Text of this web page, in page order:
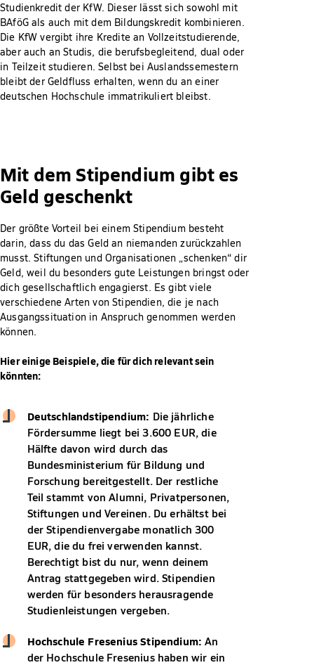
Studienkredit der KfW. Dieser lässt sich sowohl mit
BAföG als auch mit dem Bildungskredit kombinieren.
Die KfW vergibt ihre Kredite an Vollzeitstudierende,
aber auch an Studis, die berufsbegleitend, dual oder
in Teilzeit studieren. Selbst bei Auslandssemestern
bleibt der Geldfluss erhalten, wenn du an einer
deutschen Hochschule immatrikuliert bleibst.
Mit dem Stipendium gibt es
Geld geschenkt
Der größte Vorteil bei einem Stipendium besteht
darin, dass du das Geld an niemanden zurückzahlen
musst. Stiftungen und Organisationen „schenken“ dir
Geld, weil du besonders gute Leistungen bringst oder
dich gesellschaftlich engagierst. Es gibt viele
verschiedene Arten von Stipendien, die je nach
Ausgangssituation in Anspruch genommen werden
können.
Hier einige Beispiele, die für dich relevant sein
könnten:
Deutschlandstipendium: Die jährliche
Fördersumme liegt bei 3.600 EUR, die
Hälfte davon wird durch das
Bundesministerium für Bildung und
Forschung bereitgestellt. Der restliche
Teil stammt von Alumni, Privatpersonen,
Stiftungen und Vereinen. Du erhältst bei
der Stipendienvergabe monatlich 300
EUR, die du frei verwenden kannst.
Berechtigt bist du nur, wenn deinem
Antrag stattgegeben wird. Stipendien
werden für besonders herausragende
Studienleistungen vergeben.
Hochschule Fresenius Stipendium: An
der Hochschule Fresenius haben wir ein